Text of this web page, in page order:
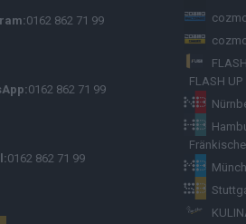
0162 862 71 99
0162 862 71 99
0162 862 71 99
FLASH
FLASH UP